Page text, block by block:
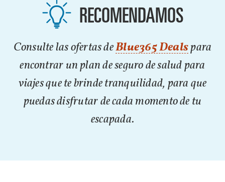
RECOMENDAMOS
Consulte las ofertas deBlue365 Deals para
encontrar un plan de seguro de salud para
viajes que te brinde tranquilidad, para que
puedas disfrutar de cada momento de tu
escapada.